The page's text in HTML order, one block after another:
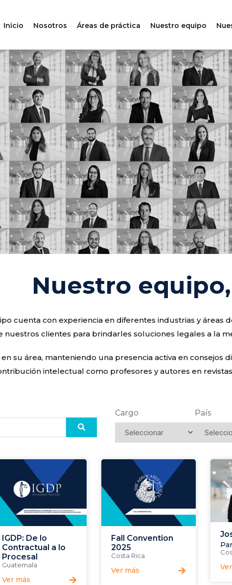
Inicio Nosotros Áreas de práctica Nuestro equipo
Nuestro
cuenta con experiencia en diferentes industrias y
nuestros clientes para brindarles soluciones legales a la
su área, manteniendo una presencia activa en
intelectual como profesores y autores en
Cargo País
IGDP: De lo
Contractual a lo
Procesal
Guatemala
Ver más
Fall Convention
2025
Costa Rica
Ver más